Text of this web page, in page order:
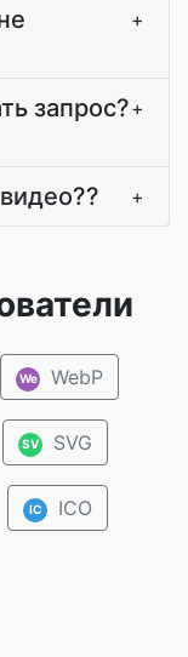
+
запрос?+
+
We WebP
SV SVG
IC ICO